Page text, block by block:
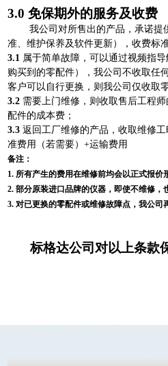
3.0免保期外的服务及收费
我公司对所售出的产品，承诺提
准、维护保养及软件更新），收费标
3.1 属于简单故障，可以通过视频指
购买到的零配件），我公司不收取任
客户可以自行更换，则我公司仅收取
3.2 需要上门维修，则收取售后工程
配件的成本费；
3.3返回工厂维修的产品，收取维修
准费用（若需要）+运输费用
备注：
1. 所有产生的费用在维修前均会以正式报价
2.部分原装进口品牌的仪器，即使不维修，
3.对已更换的零配件或维修故障点，我公司
标格达公司对以上条款